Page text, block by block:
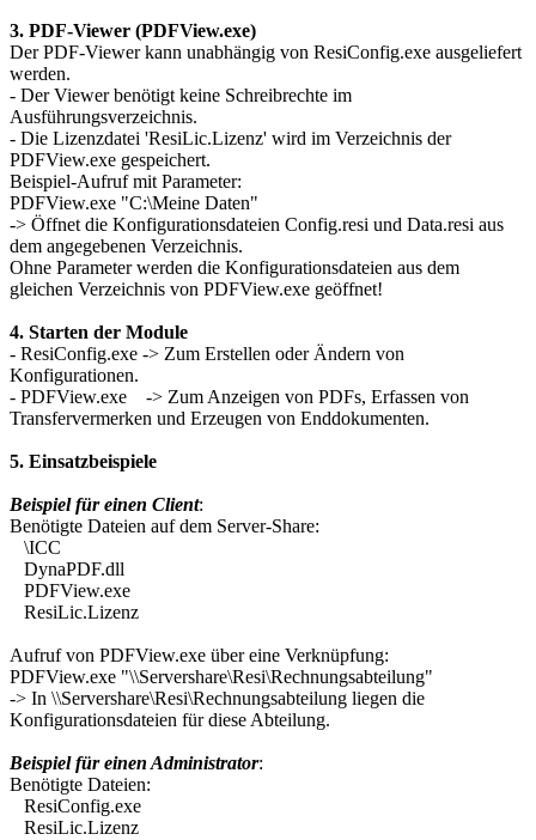
3. PDF-Viewer (PDFView.exe)
Der PDF-Viewer kann unabhängig von ResiConfig.exe ausgeliefert
werden.
- Der Viewer benötigt keine Schreibrechte im
Ausführungsverzeichnis.
- Die Lizenzdatei 'ResiLic.Lizenz' wird im Verzeichnis der
PDFView.exe gespeichert.
Beispiel-Aufruf mit Parameter:
PDFView.exe "C:\Meine Daten"
-> Öffnet die Konfigurationsdateien Config.resi und Data.resi aus
dem angegebenen Verzeichnis.
Ohne Parameter werden die Konfigurationsdateien aus dem
gleichen Verzeichnis von PDFView.exe geöffnet!
4. Starten der Module
- ResiConfig.exe -> Zum Erstellen oder Ändern von
Konfigurationen.
- PDFView.exe -> Zum Anzeigen von PDFs, Erfassen von
Transfervermerken und Erzeugen von Enddokumenten.
5. Einsatzbeispiele
Beispiel für einen Client:
Benötigte Dateien auf dem Server-Share:
\ICC
DynaPDF.dll
PDFView.exe
ResiLic.Lizenz
Aufruf von PDFView.exe über eine Verknüpfung:
PDFView.exe "\\Servershare\Resi\Rechnungsabteilung"
-> In \\Servershare\Resi\Rechnungsabteilung liegen die
Konfigurationsdateien für diese Abteilung.
Beispiel für einen Administrator:
Benötigte Dateien:
ResiConfig.exe
ResiLic.Lizenz